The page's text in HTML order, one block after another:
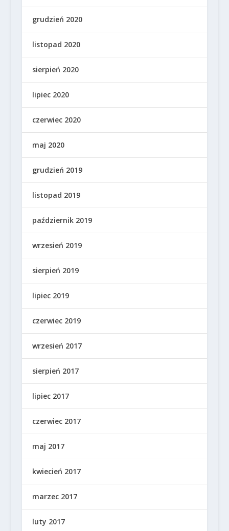
grudzień 2020
listopad 2020
sierpień 2020
lipiec 2020
czerwiec 2020
maj 2020
grudzień 2019
listopad 2019
październik 2019
wrzesień 2019
sierpień 2019
lipiec 2019
czerwiec 2019
wrzesień 2017
sierpień 2017
lipiec 2017
czerwiec 2017
maj 2017
kwiecień 2017
marzec 2017
luty 2017